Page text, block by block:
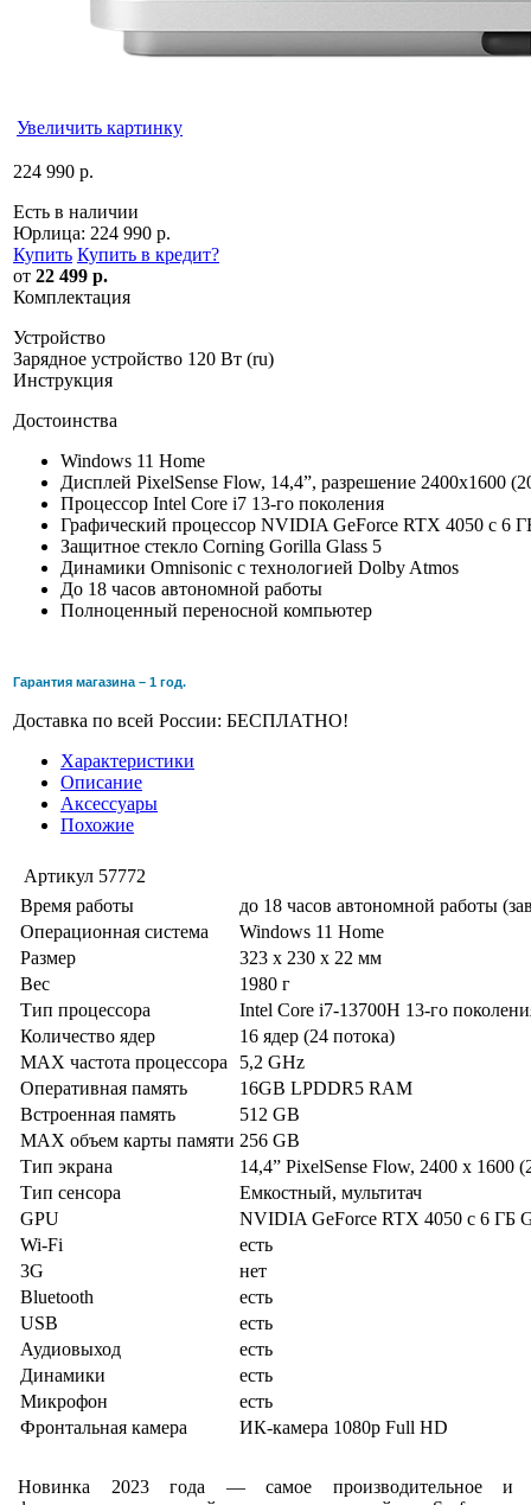
Увеличить картинку
224 990 р.
Есть в наличии
Юрлица: 224 990 р.
Купить Купить в кредит?
от 22 499 р.
Комплектация
Устройство
Зарядное устройство 120 Вт (ru)
Инструкция
Достоинства
Windows 11 Home
Дисплей PixelSense Flow, 14,4”, разрешение 2400x1600
Процессор Intel Core i7 13-го поколения
Графический процессор NVIDIA GeForce RTX 4050 с 6
Защитное стекло Corning Gorilla Glass 5
Динамики Omnisonic с технологией Dolby Atmos
До 18 часов автономной работы
Полноценный переносной компьютер
Гарантия магазина – 1 год.
Доставка по всей России: БЕСПЛАТНО!
Характеристики
Описание
Аксессуары
Похожие
Артикул 57772
Время работы
до 18 часов автономной работы
Операционная система
Windows 11 Home
Размер
323 x 230 x 22 мм
Вес
1980 г
Тип процессора
Intel Core i7-13700H 13-го
Количество ядер
16 ядер (24 потока)
MAX частота процессора
5,2 GHz
Оперативная память
16GB LPDDR5 RAM
Встроенная память
512 GB
MAX объем карты памяти 256 GB
Тип экрана
14,4” PixelSense Flow, 2400 x 1600
Тип сенсора
Емкостный, мультитач
GPU
NVIDIA GeForce RTX 4050 с 6 ГБ
Wi-Fi
есть
3G
нет
Bluetooth
есть
USB
есть
Аудиовыход
есть
Динамики
есть
Микрофон
есть
Фронтальная камера
ИК-камера 1080p Full HD
Новинка 2023 года — самое производительное и